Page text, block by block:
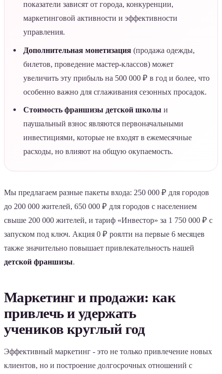
показатели зависят от города, конкуренции,
маркетинговой активности и эффективности
управления.
Дополнительная монетизация(продажа одежды,
билетов, проведение мастер-классов) может
увеличить эту прибыль на 500 000 ₽ в год и более, что
особенно важно для сглаживания сезонных просадок.
Стоимость франшизы детской школы и
паушальный взнос являются первоначальными
инвестициями, которые не входят в ежемесячные
расходы, но влияют на общую окупаемость.
Мы предлагаем разные пакеты входа: 250 000 ₽ для городов
до 200 000 жителей, 650 000 ₽ для городов с населением
свыше 200 000 жителей, и тариф «Инвестор» за 1 750 000 ₽ с
запуском под ключ. Акция 0 ₽ роялти на первые 6 месяцев
также значительно повышает привлекательность нашей
детской франшизы.
Маркетинг и продажи: как
привлечь и удержать
учеников круглый год
Эффективный маркетинг - это не только привлечение новых
клиентов, но и построение долгосрочных отношений с